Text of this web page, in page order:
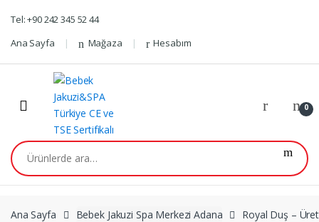
navigation
content
Tel: +90 242 345 52 44
Ana Sayfa
Mağaza Hesabım
0
Ara:
Ana Sayfa Bebek Jakuzi Spa Merkezi Adana Royal Duş –